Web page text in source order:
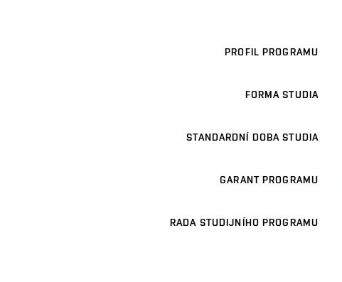
PROFIL PROGRAMU
FORMA STUDIA
STANDARDNÍ DOBA STUDIA
GARANT PROGRAMU
RADA STUDIJNÍHO PROGRAMU